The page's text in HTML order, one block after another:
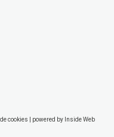
cookies | powered by Inside Web